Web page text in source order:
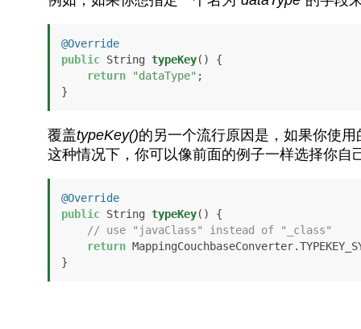
@Override
public String typeKey()
{
return
"dataType" ;
}
覆盖typeKey()的另一个流行原因是，如果你使
这种情况下，你可以像前面的例子一样选择你
@Override
public String typeKey()
{
// use "javaClass" instead of "_class"
return
}